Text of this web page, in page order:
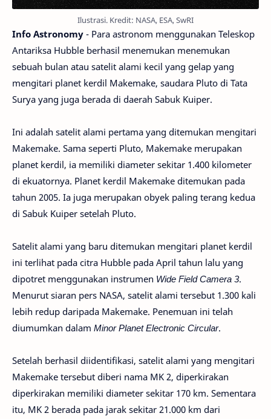
Ilustrasi. Kredit: NASA, ESA, SwRI
Info Astronomy - Para astronom menggunakan Teleskop
Antariksa Hubble berhasil menemukan menemukan
sebuah bulan atau satelit alami kecil yang gelap yang
mengitari planet kerdil Makemake, saudara Pluto di Tata
Surya yang juga berada di daerah Sabuk Kuiper.
Ini adalah satelit alami pertama yang ditemukan mengitari
Makemake. Sama seperti Pluto, Makemake merupakan
planet kerdil, ia memiliki diameter sekitar 1.400 kilometer
di ekuatornya. Planet kerdil Makemake ditemukan pada
tahun 2005. Ia juga merupakan obyek paling terang kedua
di Sabuk Kuiper setelah Pluto.
Satelit alami yang baru ditemukan mengitari planet kerdil
ini terlihat pada citra Hubble pada April tahun lalu yang
dipotret menggunakan instrumen Wide Field Camera 3.
Menurut siaran pers NASA, satelit alami tersebut 1.300 kali
lebih redup daripada Makemake. Penemuan ini telah
diumumkan dalam Minor Planet Electronic Circular.
Setelah berhasil diidentifikasi, satelit alami yang mengitari
Makemake tersebut diberi nama MK 2, diperkirakan
diperkirakan memiliki diameter sekitar 170 km. Sementara
itu, MK 2 berada pada jarak sekitar 21.000 km dari